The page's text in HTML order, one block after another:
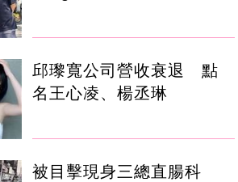
邱瓈寬公司營收衰退 點
名王心凌、楊丞琳
被目擊現身三總直腸科